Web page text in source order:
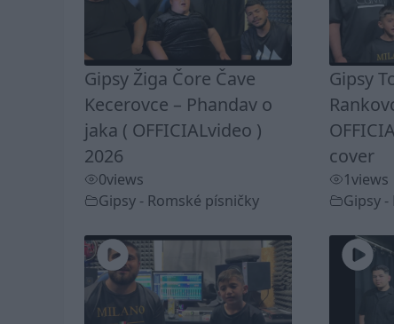
Gipsy Žiga Čore Čave
Kecerovce – Phandav o
jaka ( OFFICIALvideo )
2026
0views
Gipsy - Romské písničky
Gipsy
cover
1views
Gipsy